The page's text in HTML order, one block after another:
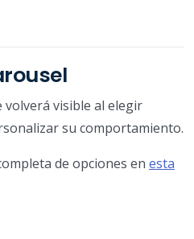
volverá visible al elegir
su comportamiento.
de opciones en esta